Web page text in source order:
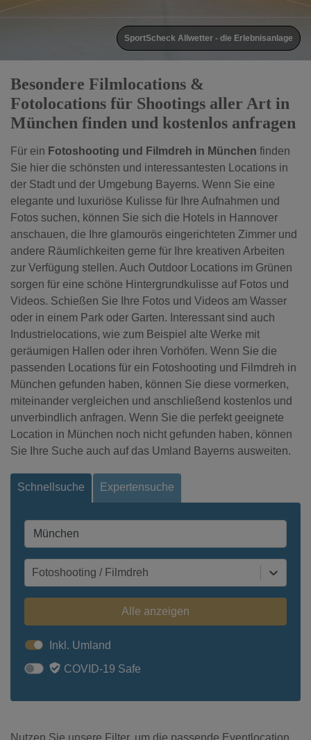
MOTORWORLD München
Besondere Filmlocations &
Fotolocations für Shootings aller Art in
München finden und kostenlos anfragen
Für ein Fotoshooting und Filmdreh in München finden
Sie hier die schönsten und interessantesten Locations in
der Stadt und der Umgebung Bayerns. Wenn Sie eine
elegante und luxuriöse Kulisse für Ihre Aufnahmen und
Fotos suchen, können Sie sich die Hotels in Hannover
anschauen, die Ihre glamourös eingerichteten Zimmer und
andere Räumlichkeiten gerne für Ihre kreativen Arbeiten
zur Verfügung stellen. Auch Outdoor Locations im Grünen
sorgen für eine schöne Hintergrundkulisse auf Fotos und
Videos. Schießen Sie Ihre Fotos und Videos am Wasser
oder in einem Park oder Garten. Interessant sind auch
Industrielocations, wie zum Beispiel alte Werke mit
geräumigen Hallen oder ihren Vorhöfen. Wenn Sie die
passenden Locations für ein Fotoshooting und Filmdreh in
München gefunden haben, können Sie diese vormerken,
miteinander vergleichen und anschließend kostenlos und
unverbindlich anfragen. Wenn Sie die perfekt geeignete
Location in München noch nicht gefunden haben, können
Sie Ihre Suche auch auf das Umland Bayerns ausweiten.
Schnellsuche Expertensuche
Fotoshooting / Filmdreh
Alle anzeigen
Inkl. Umland
COVID-19 Safe
Nutzen Sie unsere Filter, um die passende Eventlocation